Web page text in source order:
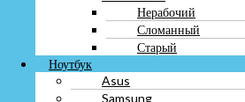
Нерабочий
Сломанный
Старый
Ноутбук
Asus
Samsung
Asus
Samsung
HP
Sony
Lenovo
Dell